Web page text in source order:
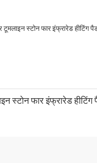
स्टोन फार इंफ्रारेड हीटिंग